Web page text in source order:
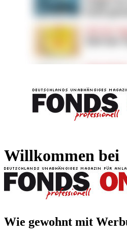
Willkommen bei
Wie gewohnt mit